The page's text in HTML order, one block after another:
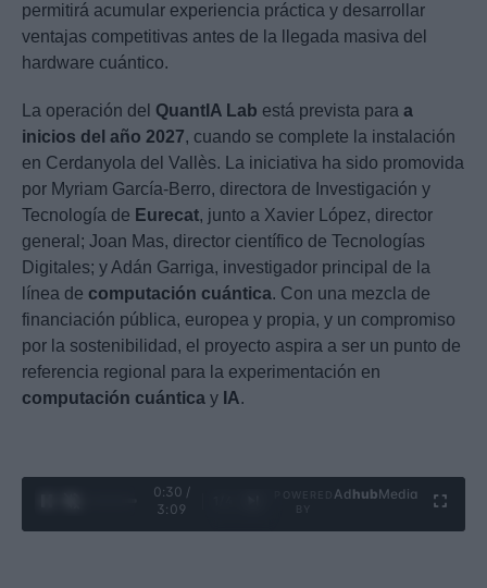
permitirá acumular experiencia práctica y desarrollar
ventajas competitivas antes de la llegada masiva del
hardware cuántico.
La operación del QuantIA Lab está prevista para a
inicios del año 2027, cuando se complete la instalación
en Cerdanyola del Vallès. La iniciativa ha sido promovida
por Myriam García-Berro, directora de Investigación y
Tecnología de Eurecat, junto a Xavier López, director
general; Joan Mas, director científico de Tecnologías
Digitales; y Adán Garriga, investigador principal de la
línea de computación cuántica. Con una mezcla de
financiación pública, europea y propia, y un compromiso
por la sostenibilidad, el proyecto aspira a ser un punto de
referencia regional para la experimentación en
computación cuántica y IA.
0:31 /
3:09
Ad hubMedia